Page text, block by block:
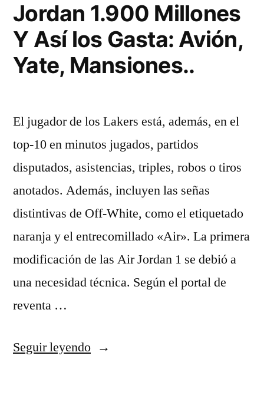
Jordan 1.900 Millones
Y Así los Gasta: Avión,
Yate, Mansiones..
El jugador de los Lakers está, además, en el
top-10 en minutos jugados, partidos
disputados, asistencias, triples, robos o tiros
anotados. Además, incluyen las señas
distintivas de Off-White, como el etiquetado
naranja y el entrecomillado «Air». La primera
modificación de las Air Jordan 1 se debió a
una necesidad técnica. Según el portal de
reventa …
Seguir leyendo«Así